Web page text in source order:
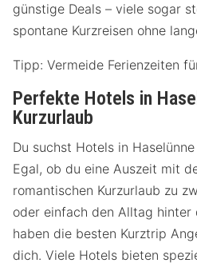
günstige Deals – viele sogar
spontane Kurzreisen ohne
Tipp: Vermeide Ferienzeiten
Perfekte Hotels in
Kurzurlaub
Du suchst Hotels in
Egal, ob du eine Auszeit mit
romantischen Kurzurlaub zu
oder einfach den Alltag
haben die besten Kurztrip
dich. Viele Hotels bieten